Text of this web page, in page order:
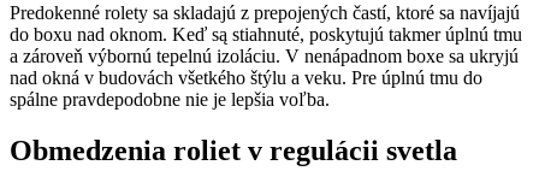
Predokenné rolety sa skladajú z prepojených častí, ktoré sa navíjajú
do boxu nad oknom. Keď są stiahnuté, poskytujú takmer úplnú tmu
a zároveň výbornú tepelnú izoláciu. V nenápadnom boxe sa ukryjú
nad okná v budovách všetkého štýlu a veku. Pre úplnú tmu do
spálne pravdepodobne nie je lepšia voľba.
Obmedzenia roliet v regulácii svetla